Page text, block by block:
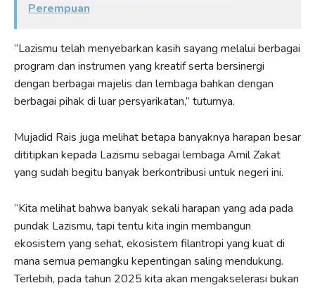
Perempuan
“Lazismu telah menyebarkan kasih sayang melalui berbagai
program dan instrumen yang kreatif serta bersinergi
dengan berbagai majelis dan lembaga bahkan dengan
berbagai pihak di luar persyarikatan,” tuturnya.
Mujadid Rais juga melihat betapa banyaknya harapan besar
dititipkan kepada Lazismu sebagai lembaga Amil Zakat
yang sudah begitu banyak berkontribusi untuk negeri ini.
“Kita melihat bahwa banyak sekali harapan yang ada pada
pundak Lazismu, tapi tentu kita ingin membangun
ekosistem yang sehat, ekosistem filantropi yang kuat di
mana semua pemangku kepentingan saling mendukung.
Terlebih, pada tahun 2025 kita akan mengakselerasi bukan